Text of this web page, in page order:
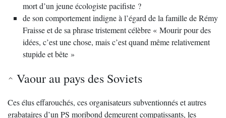
mort d’un jeune écologiste pacifiste ?
de son comportement indigne à l’égard de la famille de Rémy
Fraisse et de sa phrase tristement célèbre « Mourir pour des
idées, c’est une chose, mais c’est quand même relativement
stupide et bête »
Vaour au pays des Soviets
Ces élus effarouchés, ces organisateurs subventionnés et autres
grabataires d’un PS moribond demeurent compatissants, les